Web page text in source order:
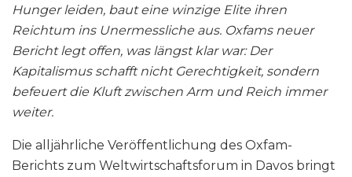
Hunger leiden, baut eine winzige Elite ihren
Reichtum ins Unermessliche aus. Oxfams neuer
Bericht legt offen, was längst klar war: Der
Kapitalismus schafft nicht Gerechtigkeit, sondern
befeuert die Kluft zwischen Arm und Reich immer
weiter.
Die alljährliche Veröffentlichung des Oxfam-
Berichts zum Weltwirtschaftsforum in Davos bringt